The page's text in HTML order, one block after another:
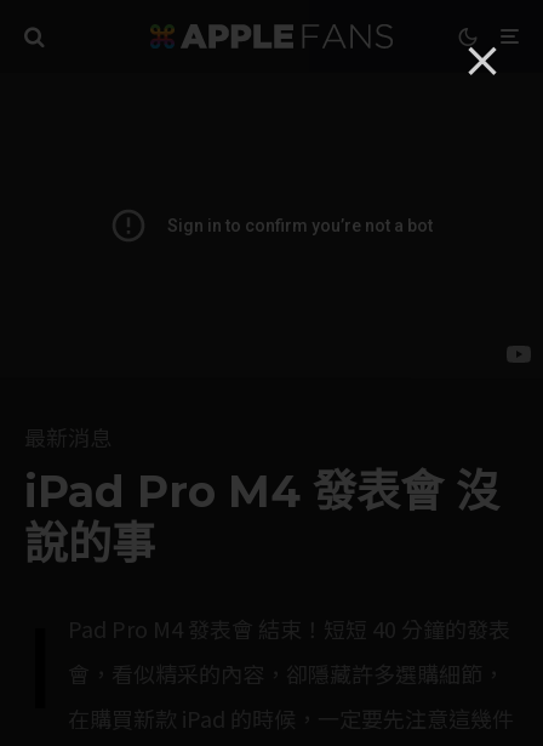
iPad Pro M4 發表會 沒
說的事